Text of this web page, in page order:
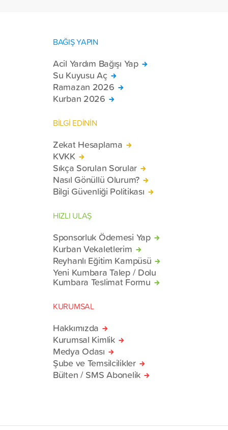
BAĞIŞ YAPIN
Acil Yardım Bağışı Yap
Su Kuyusu Aç
Ramazan 2026
Kurban 2026
BİLGİ EDİNİN
Zekat Hesaplama
KVKK
Sıkça Sorulan Sorular
Nasıl Gönüllü Olurum?
Bilgi Güvenliği Politikası
HIZLI ULAŞ
Sponsorluk Ödemesi Yap
Kurban Vekaletlerim
Reyhanlı Eğitim Kampüsü
Yeni Kumbara Talep / Dolu
Kumbara Teslimat Formu
KURUMSAL
Hakkımızda
Kurumsal Kimlik
Medya Odası
Şube ve Temsilcilikler
Bülten / SMS Abonelik